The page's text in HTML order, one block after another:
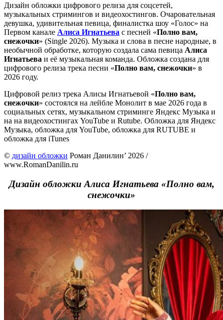
Дизайн обложки цифрового релиза для соцсетей,
музыкальных стримингов и видеохостингов. Очаровательная
девушка, удивительная певица, финалистка шоу «Голос» на
Первом канале Алиса Игнатьева с песней «Полно вам,
снежочки» (Single 2026). Музыка и слова в песне народные, в
необычной обработке, которую создала сама певица Алиса
Игнатьева и её музыкальная команда. Обложка создана для
цифрового релиза трека песни «Полно вам, снежочки» в
2026 году.
Цифровой релиз трека Алисы Игнатьевой «Полно вам,
снежочки» состоялся на лейбле Монолит в мае 2026 года в
социальных сетях, музыкальном стриминге Яндекс Музыка и
на на видеохостингах YouTube и Rutube. Обложка для Яндекс
Музыка, обложка для YouTube, обложка для RUTUBE и
обложка для iTunes
© дизайн обложки Роман Данилин’ 2026 /
www.RomanDanilin.ru
Дизайн обложки Алиса Игнатьева «Полно вам,
снежочки»